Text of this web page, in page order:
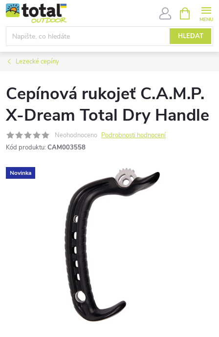
Přejít
na
obsah
HLEDAT
NÁKUPNÍ
KOŠÍK
Lezecké cepíny
Cepínová rukojeť C.A.M.P.
X-Dream Total Dry Handle
Neohodnoceno Podrobnosti hodnocení
Kód produktu: CAM003558
Novinka